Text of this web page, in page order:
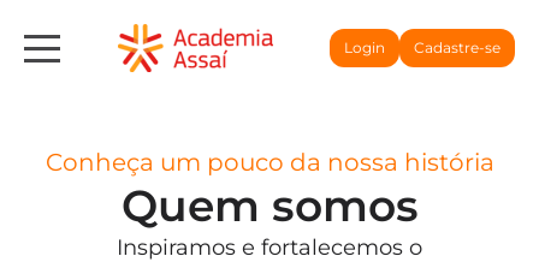
Login Cadastre-se
Conheça um pouco da nossa história
Quem somos
Inspiramos e fortalecemos o